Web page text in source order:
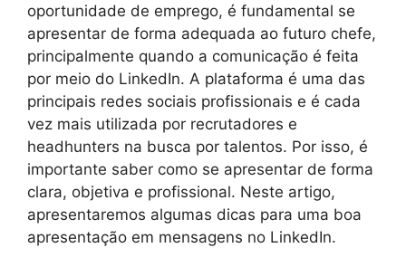
oportunidade de emprego, é fundamental se
apresentar de forma adequada ao futuro chefe,
principalmente quando a comunicação é feita
por meio do LinkedIn. A plataforma é uma das
principais redes sociais profissionais e é cada
vez mais utilizada por recrutadores e
headhunters na busca por talentos. Por isso, é
importante saber como se apresentar de forma
clara, objetiva e profissional. Neste artigo,
apresentaremos algumas dicas para uma boa
apresentação em mensagens no LinkedIn.